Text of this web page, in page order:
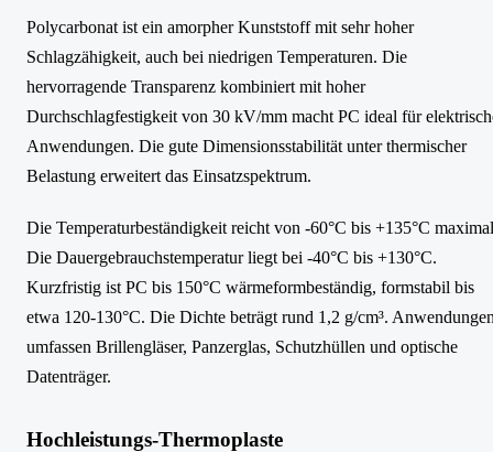
Polycarbonat ist ein amorpher Kunststoff mit sehr hoher
Schlagzähigkeit, auch bei niedrigen Temperaturen. Die
hervorragende Transparenz kombiniert mit hoher
Durchschlagfestigkeit von 30 kV/mm macht PC ideal für
Anwendungen. Die gute Dimensionsstabilität unter thermischer
Belastung erweitert das Einsatzspektrum.
Die Temperaturbeständigkeit reicht von -60°C bis +135°C
Die Dauergebrauchstemperatur liegt bei -40°C bis +130°C.
Kurzfristig ist PC bis 150°C wärmeformbeständig, formstabil bis
etwa 120-130°C. Die Dichte beträgt rund 1,2 g/cm³.
umfassen Brillengläser, Panzerglas, Schutzhüllen und optische
Datenträger.
Hochleistungs-Thermoplaste